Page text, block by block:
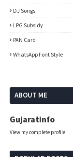
DJ Songs
LPG Subsidy
PAN Card
WhatsApp Font Style
ABOUT ME
Gujaratinfo
View my complete profile